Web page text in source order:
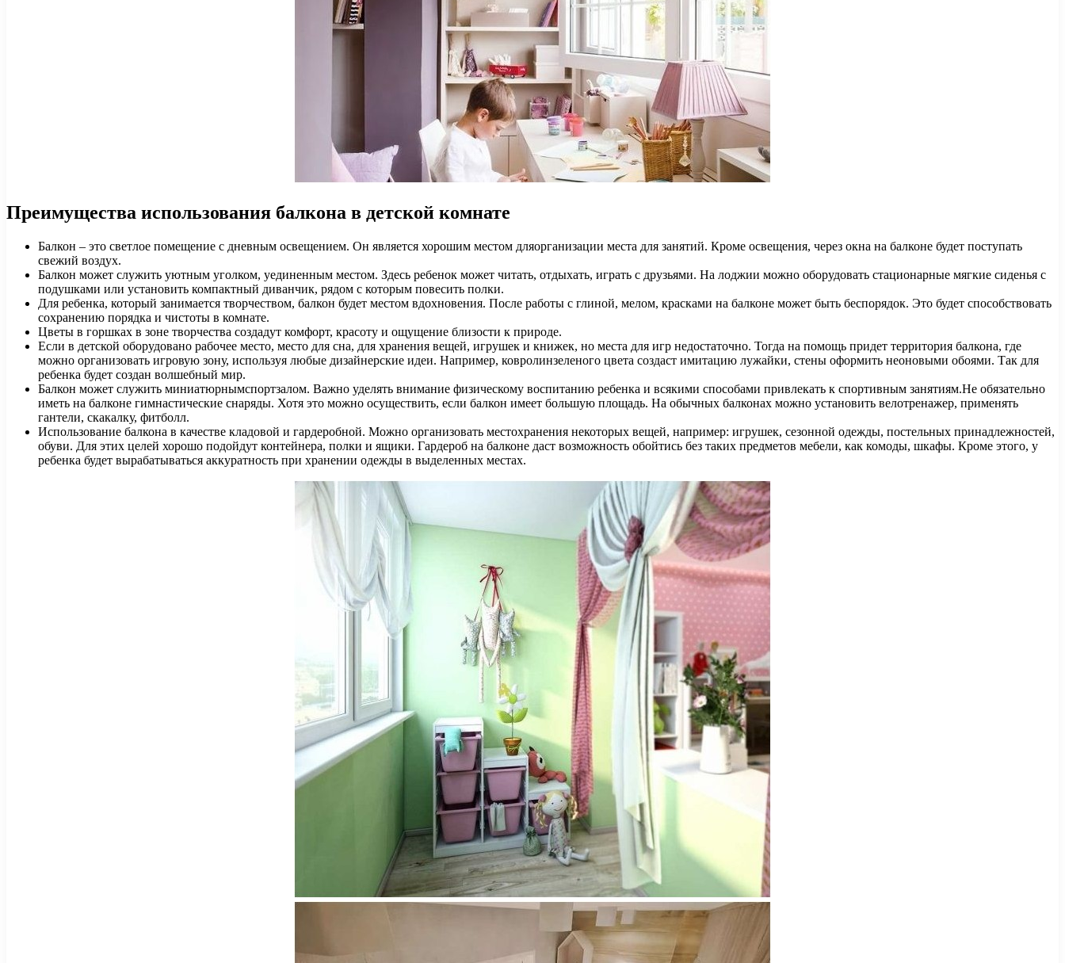
Преимущества использования балкона в детской комнате
Балкон – это светлое помещение с дневным освещением. Он является хорошим местом дляорганизации места для занятий. Кроме освещения, через окна на балконе будет поступать
свежий воздух.
Балкон может служить уютным уголком, уединенным местом. Здесь ребенок может читать, отдыхать, играть с друзьями. На лоджии можно оборудовать стационарные мягкие сиденья с
подушками или установить компактный диванчик, рядом с которым повесить полки.
Для ребенка, который занимается творчеством, балкон будет местом вдохновения. После работы с глиной, мелом, красками на балконе может быть беспорядок. Это будет способствовать
сохранению порядка и чистоты в комнате.
Цветы в горшках в зоне творчества создадут комфорт, красоту и ощущение близости к природе.
Если в детской оборудовано рабочее место, место для сна, для хранения вещей, игрушек и книжек, но места для игр недостаточно. Тогда на помощь придет территория балкона, где
можно организовать игровую зону, используя любые дизайнерские идеи. Например, ковролинзеленого цвета создаст имитацию лужайки, стены оформить неоновыми обоями. Так для
ребенка будет создан волшебный мир.
Балкон может служить миниатюрнымспортзалом. Важно уделять внимание физическому воспитанию ребенка и всякими способами привлекать к спортивным занятиям.Не обязательно
иметь на балконе гимнастические снаряды. Хотя это можно осуществить, если балкон имеет большую площадь. На обычных балконах можно установить велотренажер, применять
гантели, скакалку, фитболл.
Использование балкона в качестве кладовой и гардеробной. Можно организовать местохранения некоторых вещей, например: игрушек, сезонной одежды, постельных принадлежностей,
обуви. Для этих целей хорошо подойдут контейнера, полки и ящики. Гардероб на балконе даст возможность обойтись без таких предметов мебели, как комоды, шкафы. Кроме этого, у
ребенка будет вырабатываться аккуратность при хранении одежды в выделенных местах.